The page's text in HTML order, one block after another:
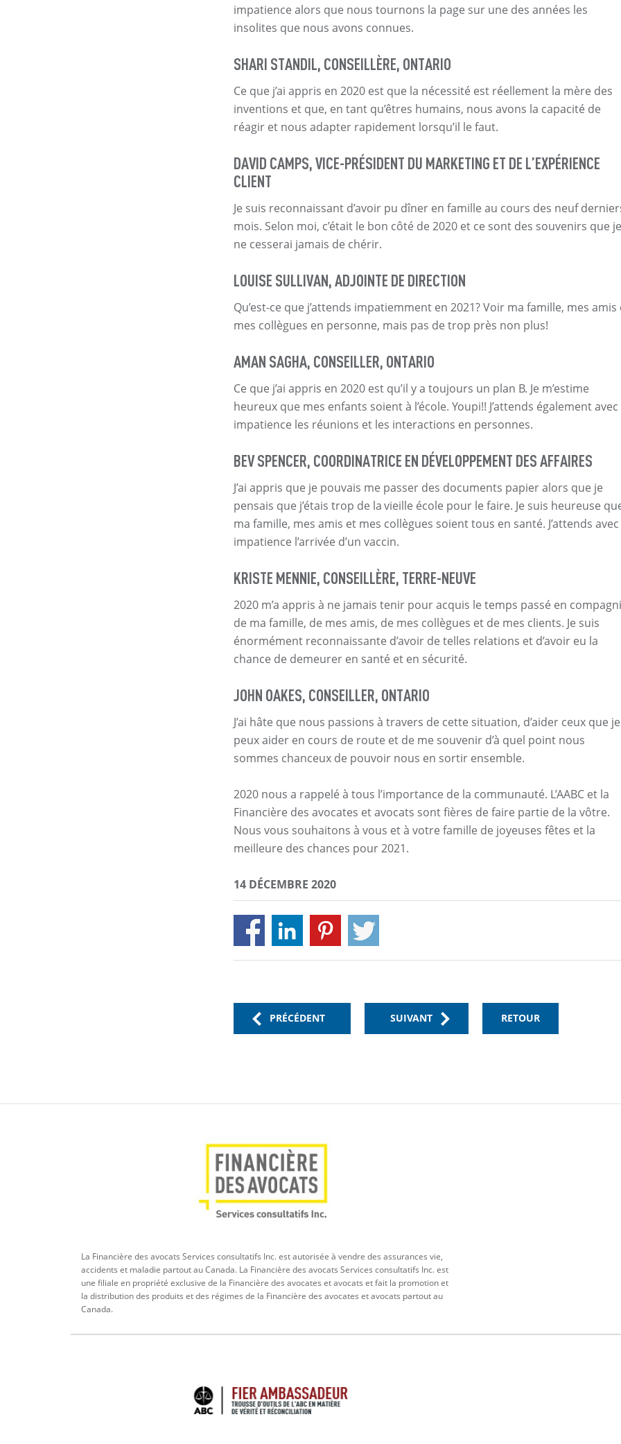
impatience alors que nous tournons la page sur une des années les
insolites que nous avons connues.
SHARI STANDIL, CONSEILLÈRE, ONTARIO
Ce que j’ai appris en 2020 est que la nécessité est réellement la mère des
inventions et que, en tant qu’êtres humains, nous avons la capacité de
réagir et nous adapter rapidement lorsqu’il le faut.
DAVID CAMPS, VICE-PRÉSIDENT DU MARKETING ET DE L’EXPÉRIENCE
CLIENT
Je suis reconnaissant d’avoir pu dîner en famille au cours des neuf
mois. Selon moi, c’était le bon côté de 2020 et ce sont des souvenirs que je
ne cesserai jamais de chérir.
LOUISE SULLIVAN, ADJOINTE DE DIRECTION
Qu’est-ce que j’attends impatiemment en 2021? Voir ma famille, mes amis
mes collègues en personne, mais pas de trop près non plus!
AMAN SAGHA, CONSEILLER, ONTARIO
Ce que j’ai appris en 2020 est qu’il y a toujours un plan B. Je m’estime
heureux que mes enfants soient à l’école. Youpi!! J’attends également avec
impatience les réunions et les interactions en personnes.
BEV SPENCER, COORDINATRICE EN DÉVELOPPEMENT DES AFFAIRES
J’ai appris que je pouvais me passer des documents papier alors que je
pensais que j’étais trop de la vieille école pour le faire. Je suis heureuse
ma famille, mes amis et mes collègues soient tous en santé. J’attends avec
impatience l’arrivée d’un vaccin.
KRISTE MENNIE, CONSEILLÈRE, TERRE-NEUVE
2020 m’a appris à ne jamais tenir pour acquis le temps passé en
de ma famille, de mes amis, de mes collègues et de mes clients. Je suis
énormément reconnaissante d’avoir de telles relations et d’avoir eu la
chance de demeurer en santé et en sécurité.
JOHN OAKES, CONSEILLER, ONTARIO
J’ai hâte que nous passions à travers de cette situation, d’aider ceux que je
peux aider en cours de route et de me souvenir d’à quel point nous
sommes chanceux de pouvoir nous en sortir ensemble.
2020 nous a rappelé à tous l’importance de la communauté. L’AABC et la
Financière des avocates et avocats sont fières de faire partie de la vôtre.
Nous vous souhaitons à vous et à votre famille de joyeuses fêtes et la
meilleure des chances pour 2021.
14 DÉCEMBRE 2020
PRÉCÉDENT SUIVANT RETOUR
La Financière des avocats Services consultatifs Inc. est autorisée à vendre des assurances vie,
accidents et maladie partout au Canada. La Financière des avocats Services consultatifs Inc. est
une filiale en propriété exclusive de la Financière des avocates et avocats et fait la promotion et
la distribution des produits et des régimes de la Financière des avocates et avocats partout au
Canada.